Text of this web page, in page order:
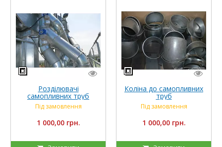
Розділювачі
самопливних труб
Під замовлення
1 000,00 грн.
Коліна до самопливних
труб
Під замовлення
1 000,00 грн.